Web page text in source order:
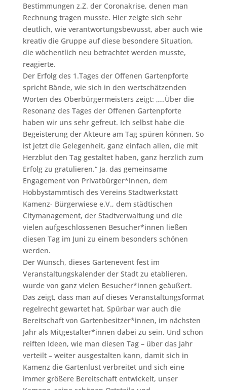
Bestimmungen z.Z. der Coronakrise, denen man
Rechnung tragen musste. Hier zeigte sich sehr
deutlich, wie verantwortungsbewusst, aber auch wie
kreativ die Gruppe auf diese besondere Situation,
die wöchentlich neu betrachtet werden musste,
reagierte.
Der Erfolg des 1.Tages der Offenen Gartenpforte
spricht Bände, wie sich in den wertschätzenden
Worten des Oberbürgermeisters zeigt: „…Über die
Resonanz des Tages der Offenen Gartenpforte
haben wir uns sehr gefreut. Ich selbst habe die
Begeisterung der Akteure am Tag spüren können. So
ist jetzt die Gelegenheit, ganz einfach allen, die mit
Herzblut den Tag gestaltet haben, ganz herzlich zum
Erfolg zu gratulieren.“ Ja, das gemeinsame
Engagement von Privatbürger*innen, dem
Hobbystammtisch des Vereins Stadtwerkstatt
Kamenz- Bürgerwiese e.V., dem städtischen
Citymanagement, der Stadtverwaltung und die
vielen aufgeschlossenen Besucher*innen ließen
diesen Tag im Juni zu einem besonders schönen
werden.
Der Wunsch, dieses Gartenevent fest im
Veranstaltungskalender der Stadt zu etablieren,
wurde von ganz vielen Besucher*innen geäußert.
Das zeigt, dass man auf dieses Veranstaltungsformat
regelrecht gewartet hat. Spürbar war auch die
Bereitschaft von Gartenbesitzer*innen, im nächsten
Jahr als Mitgestalter*innen dabei zu sein. Und schon
reiften Ideen, wie man diesen Tag – über das Jahr
verteilt – weiter ausgestalten kann, damit sich in
Kamenz die Gartenlust verbreitet und sich eine
immer größere Bereitschaft entwickelt, unser